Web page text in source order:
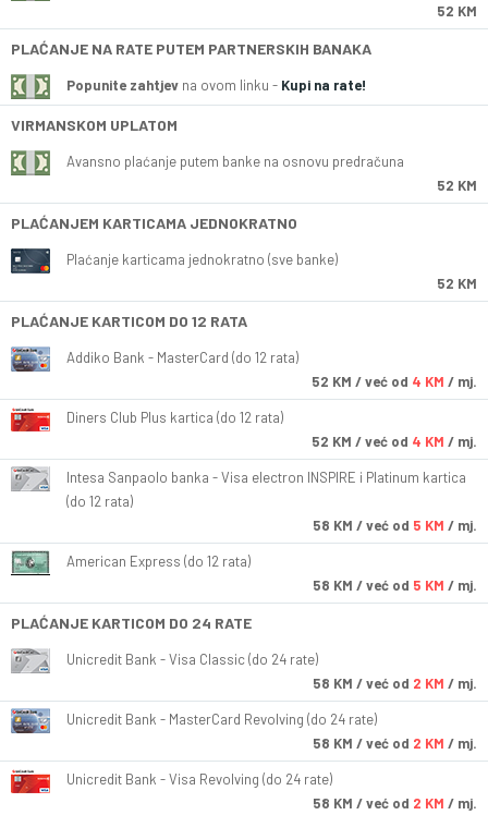
52 KM
PLAĆANJE NA RATE PUTEM PARTNERSKIH BANAKA
Popunite zahtjev na ovom linku - Kupi na rate!
VIRMANSKOM UPLATOM
Avansno plaćanje putem banke na osnovu predračuna
52 KM
PLAĆANJEM KARTICAMA JEDNOKRATNO
Plaćanje karticama jednokratno (sve banke)
52 KM
PLAĆANJE KARTICOM DO 12 RATA
Addiko Bank - MasterCard (do 12 rata)
52 KM / već od 4 KM / mj.
Diners Club Plus kartica (do 12 rata)
52 KM / već od 4 KM / mj.
Intesa Sanpaolo banka - Visa electron INSPIRE i Platinum kartica
(do 12 rata)
58 KM / već od 5 KM / mj.
American Express (do 12 rata)
58 KM / već od 5 KM / mj.
PLAĆANJE KARTICOM DO 24 RATE
Unicredit Bank - Visa Classic (do 24 rate)
58 KM / već od 2 KM / mj.
Unicredit Bank - MasterCard Revolving (do 24 rate)
58 KM / već od 2 KM / mj.
Unicredit Bank - Visa Revolving (do 24 rate)
58 KM / već od 2 KM / mj.